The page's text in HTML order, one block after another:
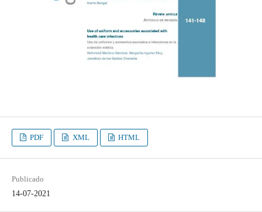
PDF XML HTML
Publicado
14-07-2021